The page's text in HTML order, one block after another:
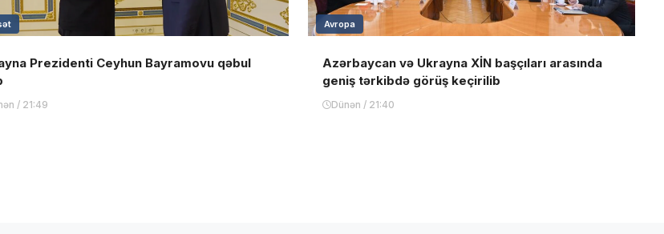
Prezidenti Ceyhun Bayramovu qəbul
/ 21:49
Avropa
Azərbaycan və Ukrayna XİN başçıları arasında
geniş tərkibdə görüş keçirilib
Dünən / 21:40